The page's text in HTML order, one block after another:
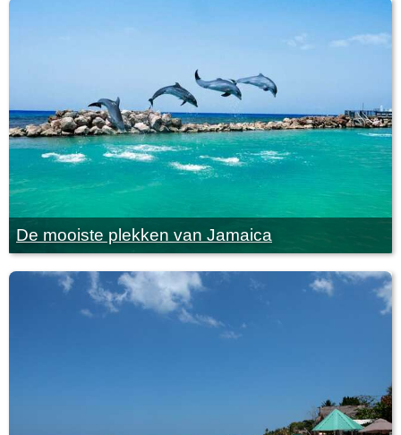
De mooiste plekken van Jamaica